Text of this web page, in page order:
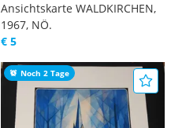
Ansichtskarte WALDKIRCHEN,
1967, NÖ.
€ 5
Noch 2 Tage